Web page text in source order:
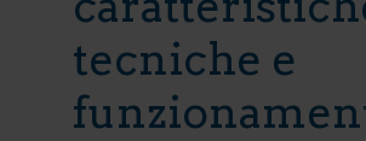
tecniche e